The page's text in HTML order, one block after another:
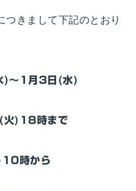
つきまして下記のとおり
)～1月3日(水)
火)18時まで
時から